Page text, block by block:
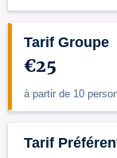
Tarif Groupe
€25
à partir de 10
Tarif